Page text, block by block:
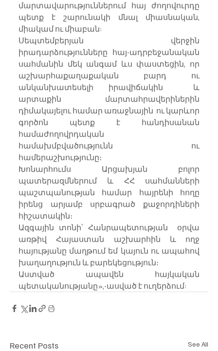
մարտավարություններում հայ ժողովուրդը
պետք է շարունակի մնալ միասնական,
միակամ ու միաբան:
Սեպտեմբերյան վերջին
իրադարձությունները հայ-ադրբեջանական
սահմանին մեկ անգամ ևս փաստեցին, որ
աշխարհաքաղաքական բարդ ու
անկանխատեսելի իրավիճակին  և
արտաքին մարտահրավերիներին
դիմակայելու համար առաջնային  ու կարևոր
գործոն պետք է հանդիսանան
համաժողովրդական
համախմբվածությունն ու
համերաշխությունը։
Խոնարհումս Արցախյան բոլոր
պատերազմներում և ՀՀ սահմանների
պաշտպանության համար հայրենի հողը
իրենց արյամբ սրբագրած քաջորդիների
հիշատակին։
Ազգային տոնի՝ Հանրապետության  օրվա
առթիվ Հայաստան աշխարհին և ողջ
հայությանը մաղթում եմ կայուն ու ապահով
խաղաղություն և բարեկեցություն։
Աստված ապավեն հայկական
պետականությանը»,-ասված է ուղերձում:
Recent Posts See All